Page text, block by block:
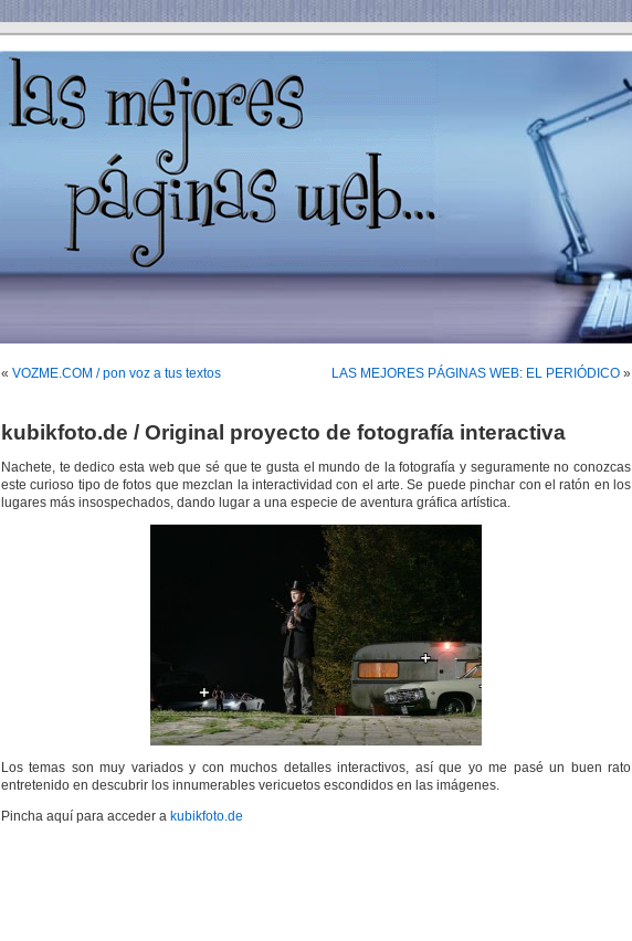
« VOZME.COM / pon voz a tus textos LAS MEJORES PÁGINAS WEB: EL PERIÓDICO »
kubikfoto.de / Original proyecto de fotografía interactiva
Nachete, te dedico esta web que sé que te gusta el mundo de la fotografía y seguramente no conozcas
este curioso tipo de fotos que mezclan la interactividad con el arte. Se puede pinchar con el ratón en los
lugares más insospechados, dando lugar a una especie de aventura gráfica artística.
Los temas son muy variados y con muchos detalles interactivos, así que yo me pasé un buen rato
entretenido en descubrir los innumerables vericuetos escondidos en las imágenes.
Pincha aquí para acceder a kubikfoto.de